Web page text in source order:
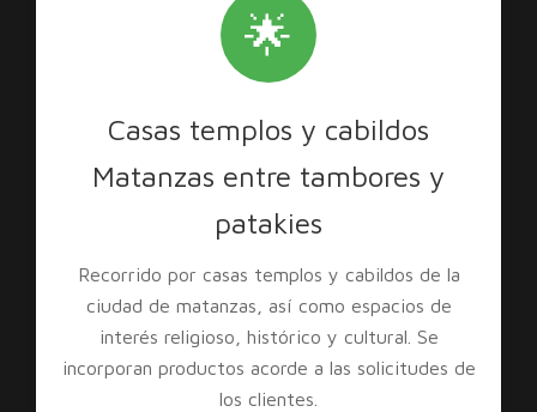
🌟
Casas templos y cabildos
Matanzas entre tambores y
patakies
Recorrido por casas templos y cabildos de la
ciudad de matanzas, así como espacios de
interés religioso, histórico y cultural. Se
incorporan productos acorde a las solicitudes de
los clientes.